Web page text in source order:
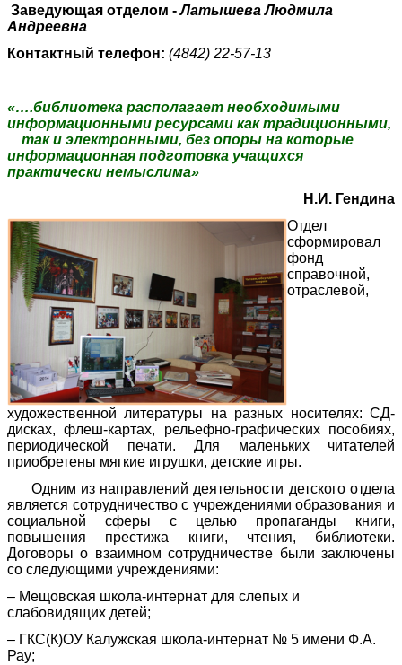
Заведующая отделом -Латышева Людмила
Андреевна
Контактный телефон: (4842) 22-57-13
«….библиотека располагает необходимыми
информационными ресурсами как традиционными,
так и электронными, без опоры на которые
информационная подготовка учащихся
практически немыслима»
Н.И. Гендина
Отдел
сформировал
фонд
справочной,
отраслевой,
художественной литературы на разных носителях: СД-
дисках, флеш-картах, рельефно-графических пособиях,
периодической печати. Для маленьких читателей
приобретены мягкие игрушки, детские игры.
Одним из направлений деятельности детского отдела
является сотрудничество с учреждениями образования и
социальной сферы с целью пропаганды книги,
повышения престижа книги, чтения, библиотеки.
Договоры о взаимном сотрудничестве были заключены
со следующими учреждениями:
– Мещовская школа-интернат для слепых и
слабовидящих детей;
– ГКС(К)ОУ Калужская школа-интернат № 5 имени Ф.А.
Рау;